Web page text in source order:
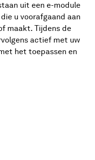
uit een e-module
u voorafgaand aan
maakt. Tijdens de
actief met uw
het toepassen en